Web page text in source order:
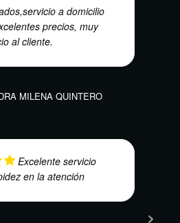
a domicilio
precios, muy
al cliente.
MILENA QUINTERO
Excelente servicio
en la atención